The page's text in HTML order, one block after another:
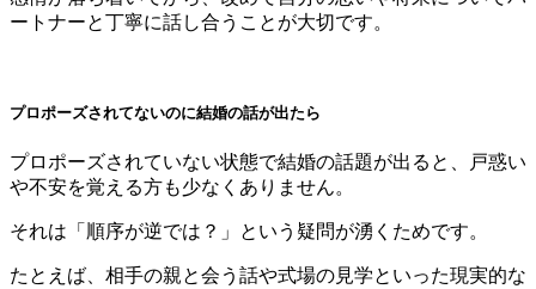
ートナーと丁寧に話し合うことが大切です。
プロポーズされてないのに結婚の話が出たら
プロポーズされていない状態で結婚の話題が出ると、戸惑い
や不安を覚える方も少なくありません。
それは「順序が逆では？」という疑問が湧くためです。
たとえば、相手の親と会う話や式場の見学といった現実的な